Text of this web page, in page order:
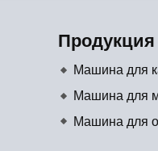
Продукция
Машина для
Машина для
Машина для